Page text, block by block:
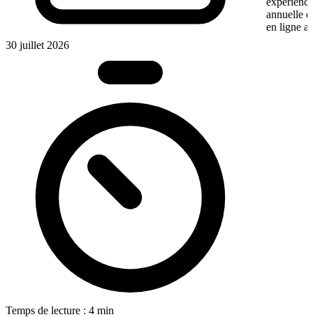
30 juillet 2026
Temps de lecture : 4 min
annuelle
en ligne